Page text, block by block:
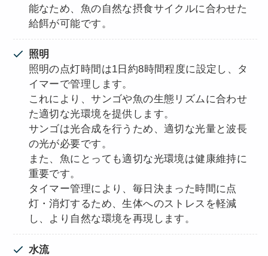
能なため、魚の自然な摂食サイクルに合わせた
給餌が可能です。
照明
照明の点灯時間は1日約8時間程度に設定し、タ
イマーで管理します。
これにより、サンゴや魚の生態リズムに合わせ
た適切な光環境を提供します。
サンゴは光合成を行うため、適切な光量と波長
の光が必要です。
また、魚にとっても適切な光環境は健康維持に
重要です。
タイマー管理により、毎日決まった時間に点
灯・消灯するため、生体へのストレスを軽減
し、より自然な環境を再現します。
水流